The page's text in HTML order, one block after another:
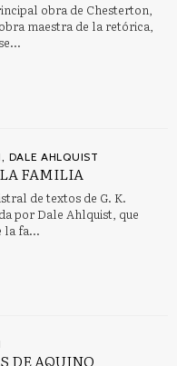
obra de Chesterton,
maestra de la retórica,
DALE AHLQUIST
FAMILIA
de textos de G. K.
por Dale Ahlquist, que
la fa...
DE AQUINO